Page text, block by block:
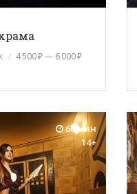
4 500 ₽ — 6 000 ₽
60 мин
14+